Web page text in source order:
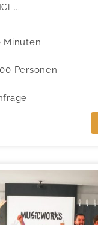
Minuten
Personen